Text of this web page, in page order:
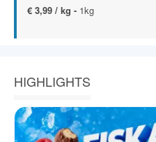
€ 3,99 / kg - 1kg
HIGHLIGHTS